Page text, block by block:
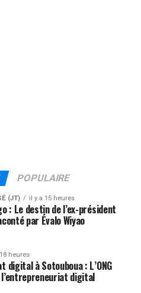
POPULAIRE
(JT) il y a 15 heures
: Le destin de l’ex-président
par Évalo Wiyao
heures
digital à Sotouboua : L’ONG
l’entrepreneuriat digital